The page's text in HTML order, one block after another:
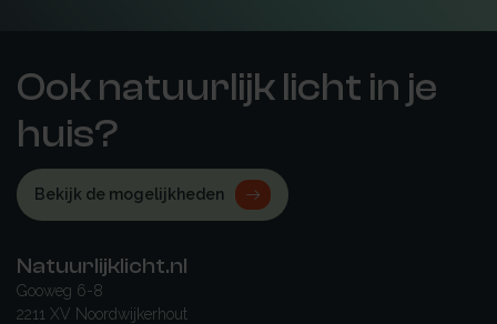
Ook natuurlijk licht in je
huis?
Bekijk de mogelijkheden
Natuurlijklicht.nl
Gooweg 6-8
2211 XV Noordwijkerhout